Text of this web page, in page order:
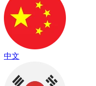
中文